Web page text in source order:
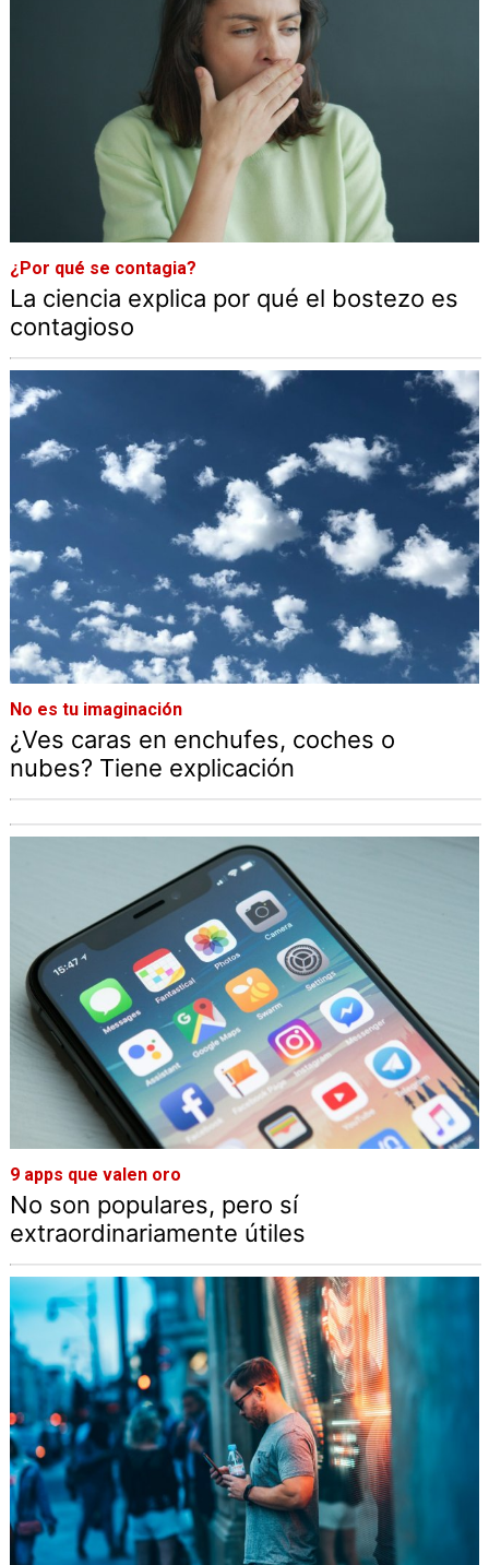
¿Por qué se contagia?
La ciencia explica por qué el bostezo es
contagioso
No es tu imaginación
¿Ves caras en enchufes, coches o
nubes? Tiene explicación
9 apps que valen oro
No son populares, pero sí
extraordinariamente útiles